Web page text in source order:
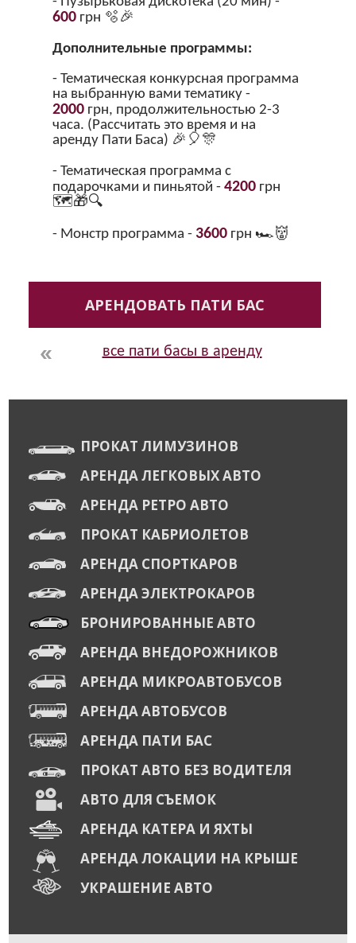
600 грн 🫧🎉
Дополнительные программы:
- Тематическая конкурсная программа
на выбранную вами тематику -
2000 грн, продолжительностью 2-3
часа. (Рассчитать это время и на
аренду Пати Баса) 🎉🎈🎊
- Тематическая программа с
подарочками и пиньятой -4200 грн
🗺️🎁🔍
- Монстр программа - 3600 грн 🏎👹
АРЕНДОВАТЬ ПАТИ БАС
все пати басы в аренду
ПРОКАТ ЛИМУЗИНОВ
АРЕНДА ЛЕГКОВЫХ АВТО
АРЕНДА РЕТРО АВТО
ПРОКАТ КАБРИОЛЕТОВ
АРЕНДА СПОРТКАРОВ
АРЕНДА ЭЛЕКТРОКАРОВ
БРОНИРОВАННЫЕ АВТО
АРЕНДА ВНЕДОРОЖНИКОВ
АРЕНДА МИКРОАВТОБУСОВ
АРЕНДА АВТОБУСОВ
АРЕНДА ПАТИ БАС
ПРОКАТ АВТО БЕЗ ВОДИТЕЛЯ
АВТО ДЛЯ СЪЕМОК
АРЕНДА КАТЕРА И ЯХТЫ
АРЕНДА ЛОКАЦИИ НА КРЫШЕ
УКРАШЕНИЕ АВТО